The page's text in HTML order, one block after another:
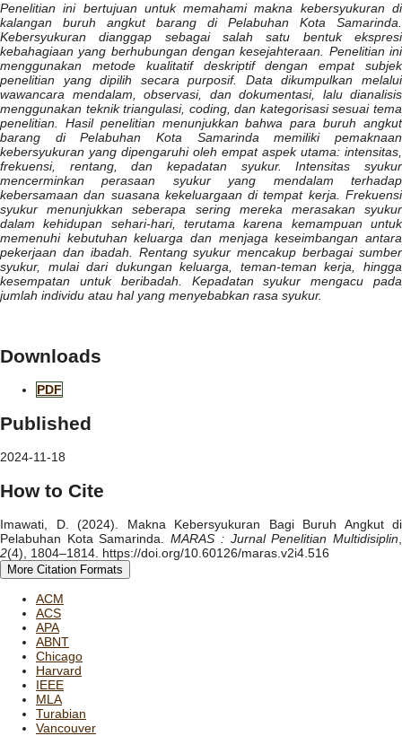
Penelitian ini bertujuan untuk memahami makna kebersyukuran di
kalangan buruh angkut barang di Pelabuhan Kota Samarinda.
Kebersyukuran dianggap sebagai salah satu bentuk ekspresi
kebahagiaan yang berhubungan dengan kesejahteraan. Penelitian ini
menggunakan metode kualitatif deskriptif dengan empat subjek
penelitian yang dipilih secara purposif. Data dikumpulkan melalui
wawancara mendalam, observasi, dan dokumentasi, lalu dianalisis
menggunakan teknik triangulasi, coding, dan kategorisasi sesuai tema
penelitian. Hasil penelitian menunjukkan bahwa para buruh angkut
barang di Pelabuhan Kota Samarinda memiliki pemaknaan
kebersyukuran yang dipengaruhi oleh empat aspek utama: intensitas,
frekuensi, rentang, dan kepadatan syukur. Intensitas syukur
mencerminkan perasaan syukur yang mendalam terhadap
kebersamaan dan suasana kekeluargaan di tempat kerja. Frekuensi
syukur menunjukkan seberapa sering mereka merasakan syukur
dalam kehidupan sehari-hari, terutama karena kemampuan untuk
memenuhi kebutuhan keluarga dan menjaga keseimbangan antara
pekerjaan dan ibadah. Rentang syukur mencakup berbagai sumber
syukur, mulai dari dukungan keluarga, teman-teman kerja, hingga
kesempatan untuk beribadah. Kepadatan syukur mengacu pada
jumlah individu atau hal yang menyebabkan rasa syukur.
Downloads
PDF
Published
2024-11-18
How to Cite
Imawati, D. (2024). Makna Kebersyukuran Bagi Buruh Angkut di
Pelabuhan Kota Samarinda.MARAS : Jurnal Penelitian Multidisiplin
2(4), 1804–1814. https://doi.org/10.60126/maras.v2i4.516
More Citation Formats
ACM
ACS
APA
ABNT
Chicago
Harvard
IEEE
MLA
Turabian
Vancouver